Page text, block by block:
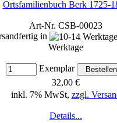
Ortsfamilienbuch Berk 1725-
Art-Nr. CSB-00023
in
Werktage
Exemplar
32,00 €
inkl. 7% MwSt, zzgl.
Details...